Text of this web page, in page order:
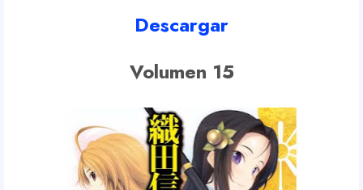
Descargar
Volumen 15